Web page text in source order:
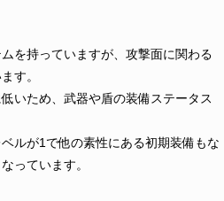
を持っていますが、攻撃面に関わる
す。
いため、武器や盾の装備ステータス
ベルが1で他の素性にある初期装備もな
っています。